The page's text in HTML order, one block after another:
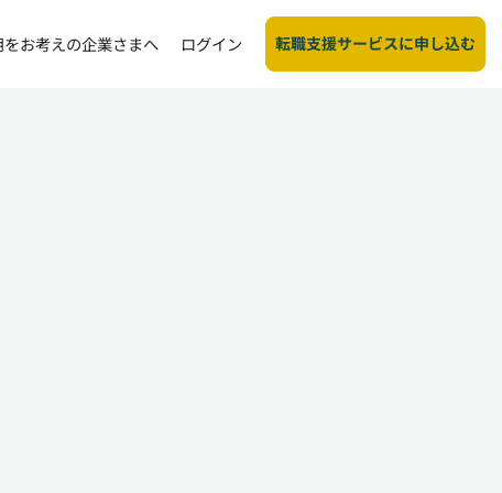
をお考えの企業さまへ ログイン 転職支援サービスに申し込む